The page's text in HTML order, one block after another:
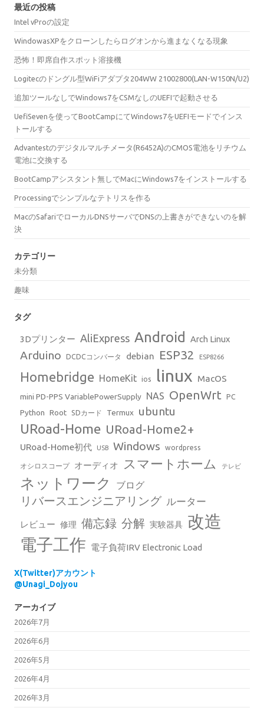
最近の投稿
Intel vProの設定
WindowasXPをクローンしたらログオンから進まなくなる現象
恐怖！即席自作スポット溶接機
Logitecのドングル型WiFiアダプタ204WW 21002800(LAN-W150N/U2)
追加ツールなしでWindows7をCSMなしのUEFIで起動させる
UefiSevenを使ってBootCampにてWindows7をUEFIモードでインス
トールする
Advantestのデジタルマルチメータ(R6452A)のCMOS電池をリチウム
電池に交換する
BootCampアシスタント無しでMacにWindows7をインストールする
Processingでシンプルなテトリスを作る
MacのSafariでローカルDNSサーバでDNSの上書きができないのを解
決
カテゴリー
未分類
趣味
タグ
3Dプリンター AliExpress Android Arch Linux
Arduino DCDCコンバータ debian ESP32 ESP8266
Homebridge HomeKit ios linux MacOS
mini PD-PPS VariablePowerSupply NAS OpenWrt PC
Python Root SDカード Termux ubuntu
URoad-Home URoad-Home2+
URoad-Home初代 USB Windows wordpress
オシロスコープ オーディオ スマートホーム テレビ
ネットワーク ブログ
リバースエンジニアリング ルーター
レビュー 修理 備忘録 分解 実験器具 改造
電子工作 電子負荷IRV Electronic Load
X(Twitter)アカウント
@Unagi_Dojyou
アーカイブ
2026年7月
2026年6月
2026年5月
2026年4月
2026年3月